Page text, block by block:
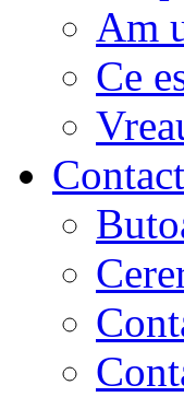
Am
Ce
Contact